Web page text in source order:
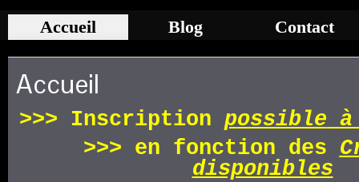
Accueil Blog Contact
Accueil
>>> Inscription possible à
>>> en fonction des
disponibles